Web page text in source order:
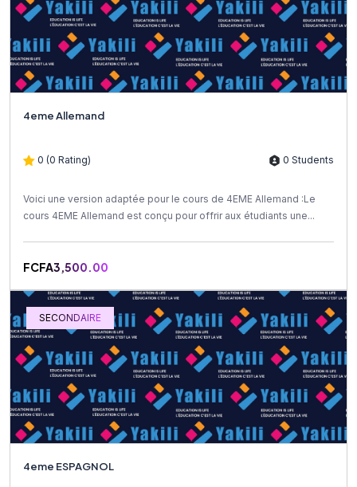
4eme Allemand
0 (0 Rating) 0 Students
Voici une version adaptée pour le cours de 4EME Allemand :Le
cours 4EME Allemand est conçu pour offrir aux étudiants une...
FCFA3,500.00
SECONDAIRE
4eme ESPAGNOL